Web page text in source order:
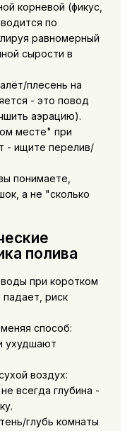
корневой (фикус,
по
равномерный
сырости в
плесень на
- это повод
аэрацию).
месте" при
- ищите перелив/
понимаете,
а не "сколько
полива
при коротком
риск
способ:
ухудшают
воздух:
всегда глубина -
глубь комнаты